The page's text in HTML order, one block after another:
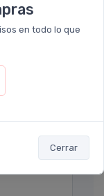
en todo lo que
Cerrar